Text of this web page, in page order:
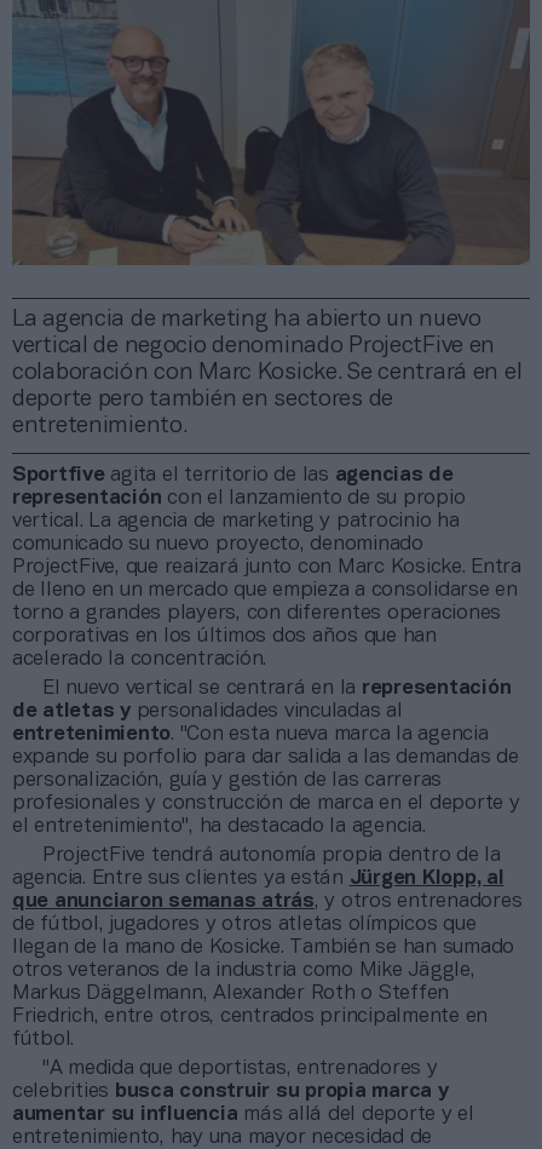
La agencia de marketing ha abierto un nuevo
vertical de negocio denominado ProjectFive en
colaboración con Marc Kosicke. Se centrará en el
deporte pero también en sectores de
entretenimiento.
Sportfive agita el territorio de las agencias de
representación con el lanzamiento de su propio
vertical. La agencia de marketing y patrocinio ha
comunicado su nuevo proyecto, denominado
ProjectFive, que reaizará junto con Marc Kosicke. Entra
de lleno en un mercado que empieza a consolidarse en
torno a grandes players, con diferentes operaciones
corporativas en los últimos dos años que han
acelerado la concentración.
El nuevo vertical se centrará en la representación
de atletas ypersonalidades vinculadas al
entretenimiento. "Con esta nueva marca la agencia
expande su porfolio para dar salida a las demandas de
personalización, guía y gestión de las carreras
profesionales y construcción de marca en el deporte y
el entretenimiento", ha destacado la agencia.
ProjectFive tendrá autonomía propia dentro de la
agencia. Entre sus clientes ya están Jürgen Klopp, al
que anunciaron semanas atrás, y otros entrenadores
de fútbol, jugadores y otros atletas olímpicos que
llegan de la mano de Kosicke. También se han sumado
otros veteranos de la industria como Mike Jäggle,
Markus Däggelmann, Alexander Roth o Steffen
Friedrich, entre otros, centrados principalmente en
fútbol.
"A medida que deportistas, entrenadores y
celebrities busca construir su propia marca y
aumentar su influencia más allá del deporte y el
entretenimiento, hay una mayor necesidad de